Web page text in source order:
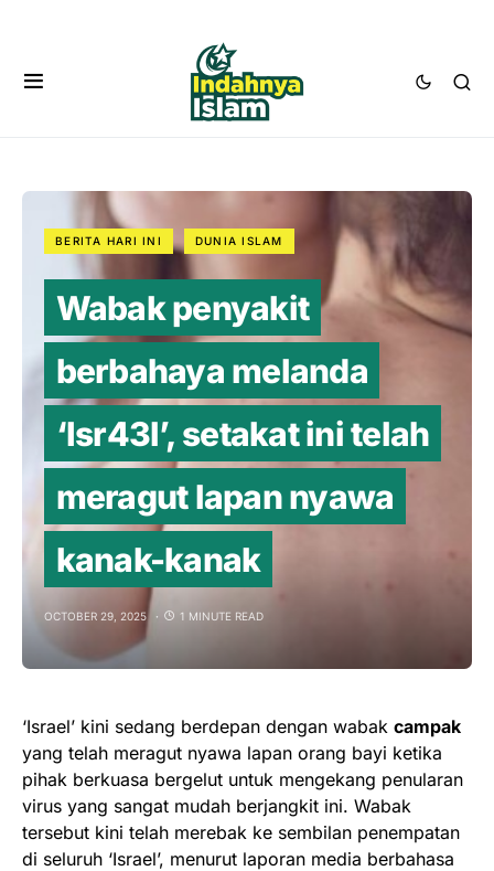
BERITA HARI INI DUNIA ISLAM
Wabak penyakit
berbahaya melanda
‘Isr43l’, setakat ini telah
meragut lapan nyawa
kanak-kanak
OCTOBER 29, 2025 1 MINUTE READ
‘Israel’ kini sedang berdepan dengan wabak campak
yang telah meragut nyawa lapan orang bayi ketika
pihak berkuasa bergelut untuk mengekang penularan
virus yang sangat mudah berjangkit ini. Wabak
tersebut kini telah merebak ke sembilan penempatan
di seluruh ‘Israel’, menurut laporan media berbahasa